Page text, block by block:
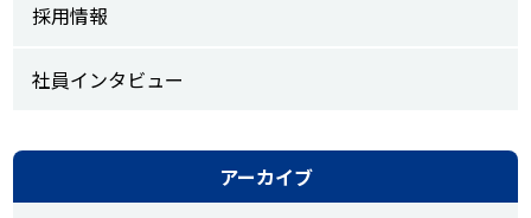
採用情報
社員インタビュー
アーカイブ